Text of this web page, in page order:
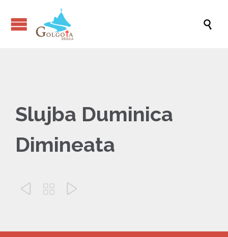

Slujba Duminica
Dimineata
  